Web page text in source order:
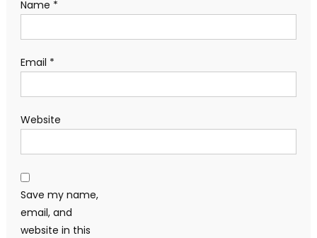
Name *
Email *
Website
Save my name,
email, and
website in this